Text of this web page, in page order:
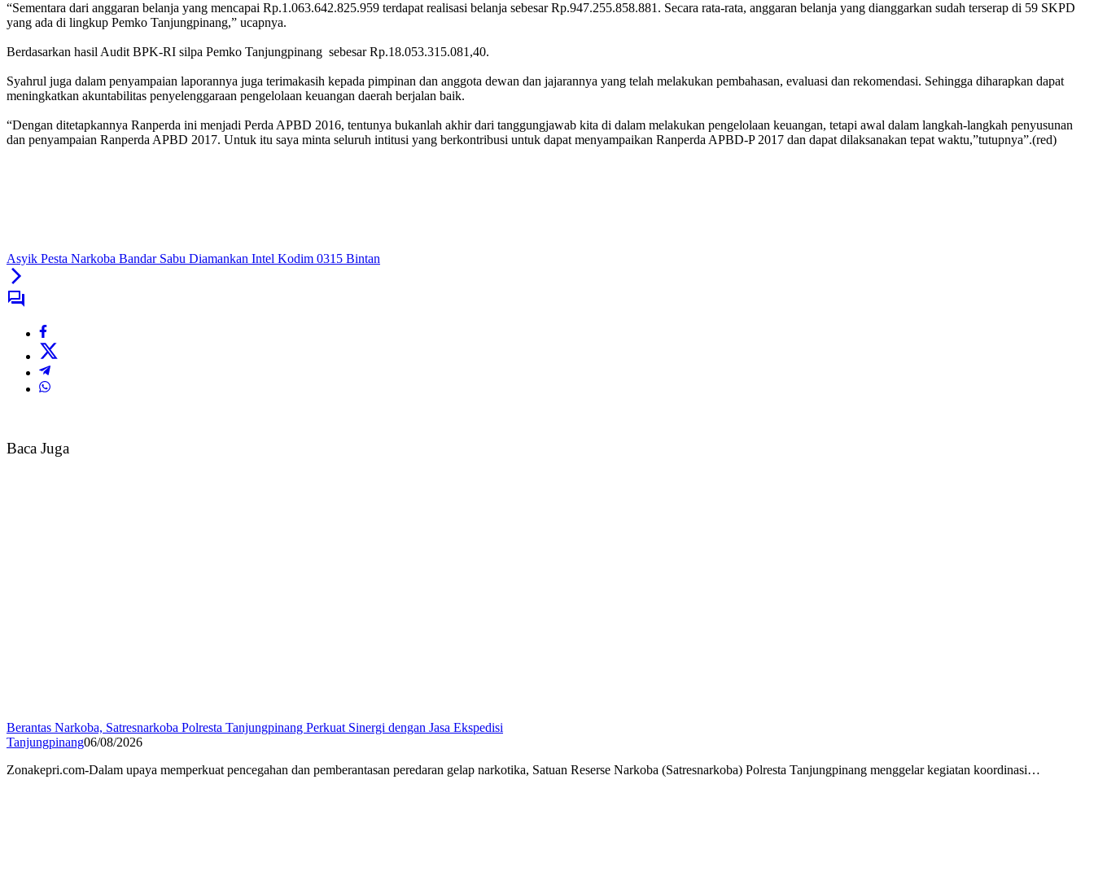
“Sementara dari anggaran belanja yang mencapai Rp.1.063.642.825.959 terdapat realisasi belanja sebesar Rp.947.255.858.881. Secara rata-rata, anggaran belanja yang dianggarkan sudah terserap di 59 SKPD
yang ada di lingkup Pemko Tanjungpinang,” ucapnya.
Berdasarkan hasil Audit BPK-RI silpa Pemko Tanjungpinang sebesar Rp.18.053.315.081,40.
Syahrul juga dalam penyampaian laporannya juga terimakasih kepada pimpinan dan anggota dewan dan jajarannya yang telah melakukan pembahasan, evaluasi dan rekomendasi. Sehingga diharapkan dapat
meningkatkan akuntabilitas penyelenggaraan pengelolaan keuangan daerah berjalan baik.
“Dengan ditetapkannya Ranperda ini menjadi Perda APBD 2016, tentunya bukanlah akhir dari tanggungjawab kita di dalam melakukan pengelolaan keuangan, tetapi awal dalam langkah-langkah penyusunan
dan penyampaian Ranperda APBD 2017. Untuk itu saya minta seluruh intitusi yang berkontribusi untuk dapat menyampaikan Ranperda APBD-P 2017 dan dapat dilaksanakan tepat waktu,”tutupnya”.(red)
Asyik Pesta Narkoba Bandar Sabu Diamankan Intel Kodim 0315 Bintan
Baca Juga
Berantas Narkoba, Satresnarkoba Polresta Tanjungpinang Perkuat Sinergi dengan Jasa Ekspedisi
Tanjungpinang06/08/2026
Zonakepri.com-Dalam upaya memperkuat pencegahan dan pemberantasan peredaran gelap narkotika, Satuan Reserse Narkoba (Satresnarkoba) Polresta Tanjungpinang menggelar kegiatan koordinasi…